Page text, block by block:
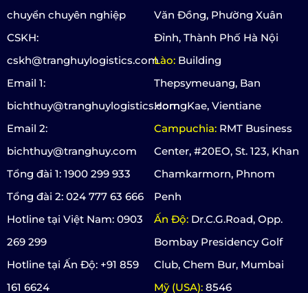
chuyển chuyên nghiệp
CSKH:
cskh@tranghuylogistics.com
Email 1:
bichthuy@tranghuylogistics.com
Email 2:
bichthuy@tranghuy.com
Tổng đài 1: 1900 299 933
Tổng đài 2: 024 777 63 666
Hotline tại Việt Nam: 0903
269 299
Hotline tại Ấn Độ: +91 859
161 6624
Văn Đồng, Phường Xuân
Đỉnh, Thành Phố Hà Nội
Lào: Building
Thepsymeuang, Ban
HorngKae, Vientiane
Campuchia: RMT Business
Center, #20EO, St. 123, Khan
Chamkarmorn, Phnom
Penh
Ấn Độ: Dr.C.G.Road, Opp.
Bombay Presidency Golf
Club, Chem Bur, Mumbai
Mỹ (USA): 8546